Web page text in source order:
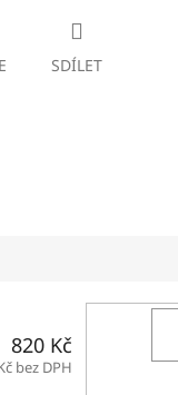
SDÍLET
820 Kč
bez DPH